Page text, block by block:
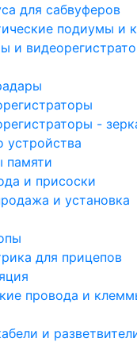
для сабвуферов
подиумы и
и
-
устройства
памяти
и присоски
и установка
для прицепов
провода и
и